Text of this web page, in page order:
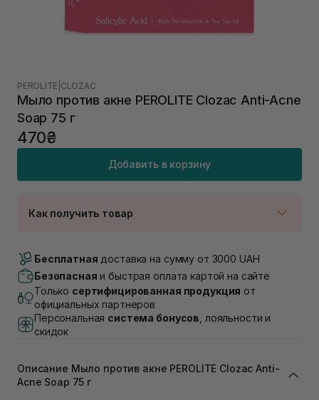
PEROLITE CLOZAC
Мыло против акне PEROLITE Clozac Anti-Acne
Soap 75 г
470₴
Добавить в корзину
Как получить товар
Нет в наличии!
Самовывоз г. Луцк, Винниченка 4
Самовывоз г. Львов, ул. Академика Подстригача,
1В (Duck's Lake)
Нет в наличии!
Самовывоз Львов (Ивана Франко 36)
Самовывоз г. Львов ул. Степана Бандеры 43
В наличии
Бесплатная доставка на сумму от 3000 UAH
Безопасная и быстрая оплата картой на сайте
Только сертифицированная продукция от
официальных партнеров
Персональная система бонусов , лояльности и
скидок
Описание Мыло против акне PEROLITE Clozac Anti-
Acne Soap 75 г